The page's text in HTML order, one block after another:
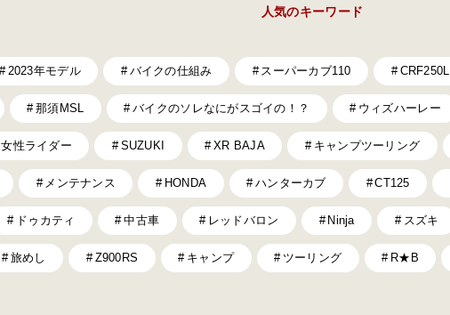
人気のキーワード
2023年モデル バイクの仕組み スーパーカブ110 CRF250L
那須MSL バイクのソレなにがスゴイの！？ ウィズハーレー
女性ライダー SUZUKI XR BAJA キャンプツーリング
メンテナンス HONDA ハンターカブ CT125
ドゥカティ 中古車 レッドバロン Ninja スズキ
旅めし Z900RS キャンプ ツーリング R★B